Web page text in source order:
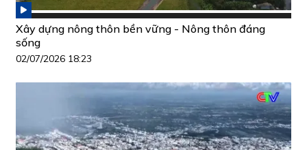
Xây dựng nông thôn bền vững - Nông thôn đáng
sống
02/07/2026 18:23